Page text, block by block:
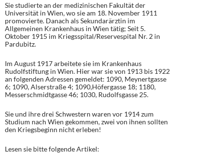
Sie studierte an der medizinischen Fakultät der
Universität in Wien, wo sie am 18. November 1911
promovierte. Danach als Sekundarärztin im
Allgemeinen Krankenhaus in Wien tätig; Seit 5.
Oktober 1915 im Kriegsspital/Reservespital Nr. 2 in
Pardubitz.
Im August 1917 arbeitete sie im Krankenhaus
Rudolfstiftung in Wien. Hier war sie von 1913 bis 1922
an folgenden Adressen gemeldet: 1090, Meynertgasse
6; 1090, Alserstraße 4; 1090,Höfergasse 18; 1180,
Messerschmidtgasse 46; 1030, Rudolfsgasse 25.
Sie und ihre drei Schwestern waren vor 1914 zum
Studium nach Wien gekommen, zwei von ihnen sollten
den Kriegsbeginn nicht erleben!
Lesen sie bitte folgende Artikel: